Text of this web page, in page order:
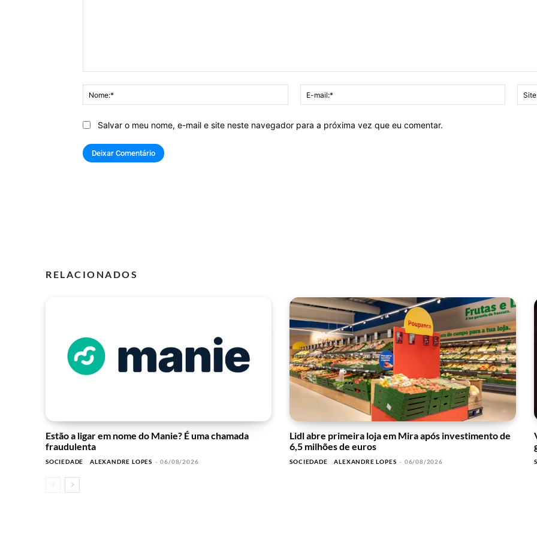
Nome:*
mail:*
Salvar o meu nome, e-mail e site neste navegador para a próxima vez que eu comentar.
RELACIONADOS
Estão a ligar em nome do Manie? É uma chamada
fraudulenta
SOCIEDADE ALEXANDRE LOPES - 06/08/2026
Lidl abre primeira loja em Mira após investimento de
6,5 milhões de euros
SOCIEDADE ALEXANDRE LOPES - 06/08/2026